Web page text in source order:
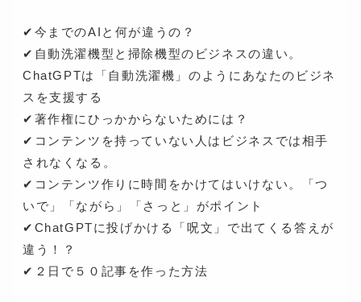
✔今までのAIと何が違うの？
✔自動洗濯機型と掃除機型のビジネスの違い。
ChatGPTは「自動洗濯機」のようにあなたのビジネ
スを支援する
✔著作権にひっかからないためには？
✔コンテンツを持っていない人はビジネスでは相手
されなくなる。
✔コンテンツ作りに時間をかけてはいけない。「つ
いで」「ながら」「さっと」がポイント
✔ChatGPTに投げかける「呪文」で出てくる答えが
違う！？
✔２日で５０記事を作った方法